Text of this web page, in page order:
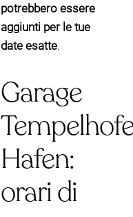
potrebbero essere
aggiunti per le tue
date esatte.
Garage
Hafen:
orari di